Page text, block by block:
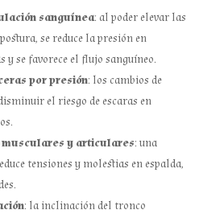
sanguínea: al poder elevar las
se reduce la presión en
y se favorece el flujo sanguíneo.
por presión: los cambios de
el riesgo de escaras en
y articulares: una
tensiones y molestias en espalda,
: la inclinación del tronco